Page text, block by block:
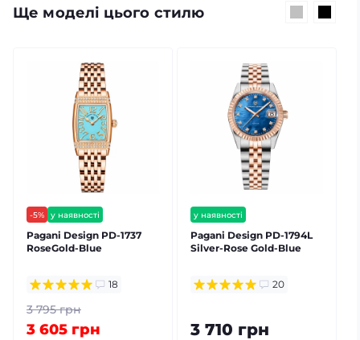
Ще моделі цього стилю
-5%
у наявності
безкоштовна доставка
гарантія 12 міс
Pagani Design PD-1737
RoseGold-Blue
18
3 795 грн
3 605 грн
у наявності
безкоштовна доставка
гарантія 12 міс
Pagani Design PD-1794L
Silver-Rose Gold-Blue
20
3 710 грн